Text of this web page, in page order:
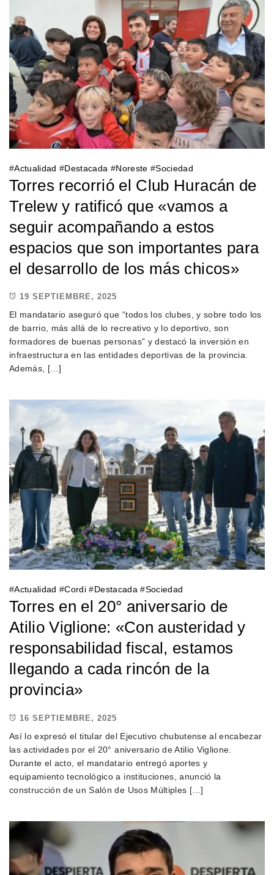
#Actualidad #Destacada #Noreste #Sociedad
Torres recorrió el Club Huracán de
Trelew y ratificó que «vamos a
seguir acompañando a estos
espacios que son importantes para
el desarrollo de los más chicos»
19 SEPTIEMBRE, 2025
El mandatario aseguró que “todos los clubes, y sobre todo los
de barrio, más allá de lo recreativo y lo deportivo, son
formadores de buenas personas” y destacó la inversión en
infraestructura en las entidades deportivas de la provincia.
Además, […]
#Actualidad #Cordi #Destacada#Sociedad
Torres en el 20° aniversario de
Atilio Viglione: «Con austeridad y
responsabilidad fiscal, estamos
llegando a cada rincón de la
provincia»
16 SEPTIEMBRE, 2025
Así lo expresó el titular del Ejecutivo chubutense al encabezar
las actividades por el 20° aniversario de Atilio Viglione.
Durante el acto, el mandatario entregó aportes y
equipamiento tecnológico a instituciones, anunció la
construcción de un Salón de Usos Múltiples […]